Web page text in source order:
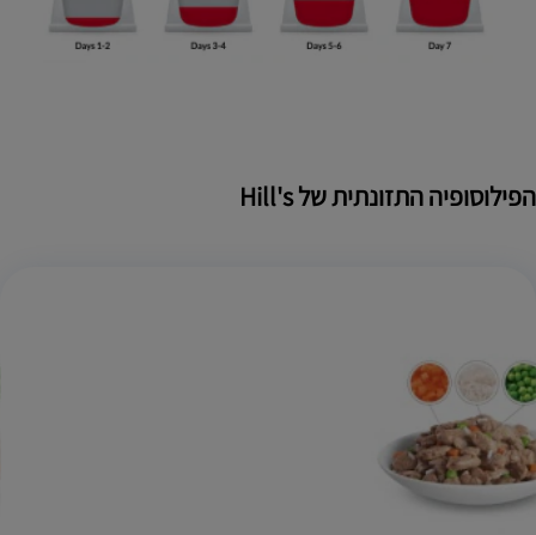
הפילוסופיה התזונתית של Hill's